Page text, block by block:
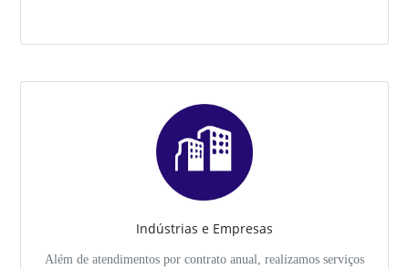
Indústrias e Empresas
Além de atendimentos por contrato anual, realizamos serviços